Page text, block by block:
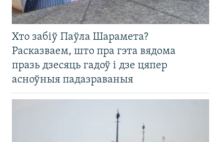
Хто забіў Паўла Шарамета?
Расказваем, што пра гэта вядома
празь дзесяць гадоў і дзе цяпер
асноўныя падазраваныя